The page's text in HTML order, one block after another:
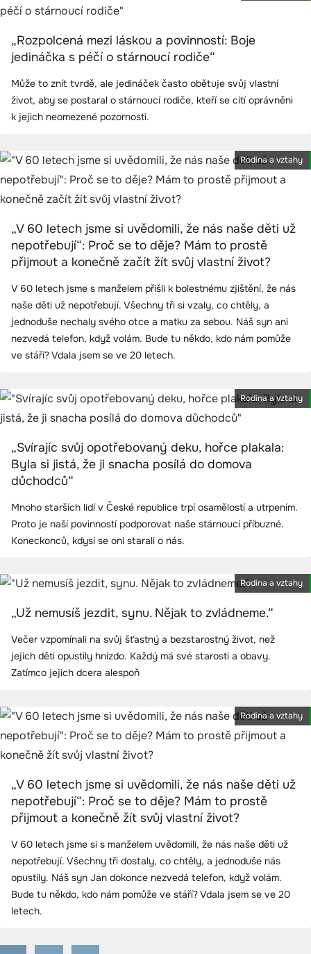
„Rozpolcená mezi láskou a povinností: Boje
jedináčka s péčí o stárnoucí rodiče“
Může to znít tvrdě, ale jedináček často obětuje svůj vlastní
život, aby se postaral o stárnoucí rodiče, kteří se cítí oprávněni
k jejich neomezené pozornosti.
Rodina a vztahy
„V 60 letech jsme si uvědomili, že nás naše děti už
nepotřebují“: Proč se to děje? Mám to prostě
přijmout a konečně začít žít svůj vlastní život?
V 60 letech jsme s manželem přišli k bolestnému zjištění, že nás
naše děti už nepotřebují. Všechny tři si vzaly, co chtěly, a
jednoduše nechaly svého otce a matku za sebou. Náš syn ani
nezvedá telefon, když volám. Bude tu někdo, kdo nám pomůže
ve stáří? Vdala jsem se ve 20 letech.
Rodina a vztahy
„Svírajíc svůj opotřebovaný deku, hořce plakala:
Byla si jistá, že ji snacha posílá do domova
důchodců“
Mnoho starších lidí v České republice trpí osamělostí a utrpením.
Proto je naší povinností podporovat naše stárnoucí příbuzné.
Koneckonců, kdysi se oni starali o nás.
Rodina a vztahy
„Už nemusíš jezdit, synu. Nějak to zvládneme.“
Večer vzpomínali na svůj šťastný a bezstarostný život, než
jejich děti opustily hnízdo. Každý má své starosti a obavy.
Zatímco jejich dcera alespoň
Rodina a vztahy
„V 60 letech jsme si uvědomili, že nás naše děti už
nepotřebují“: Proč se to děje? Mám to prostě
přijmout a konečně žít svůj vlastní život?
V 60 letech jsme si s manželem uvědomili, že nás naše děti už
nepotřebují. Všechny tři dostaly, co chtěly, a jednoduše nás
opustily. Náš syn Jan dokonce nezvedá telefon, když volám.
Bude tu někdo, kdo nám pomůže ve stáří? Vdala jsem se ve 20
letech.